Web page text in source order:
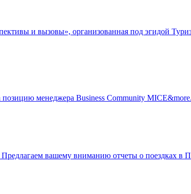
и вызовы», организованная под эгидой
менеджера Business Community MICE&more.
вашему вниманию отчеты о поездках в